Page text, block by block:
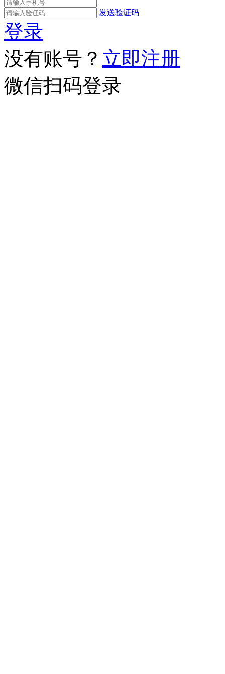
发送验证码
登录
没有账号？ 立即注册
微信扫码登录